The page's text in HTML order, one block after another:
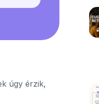
úgy érzik,